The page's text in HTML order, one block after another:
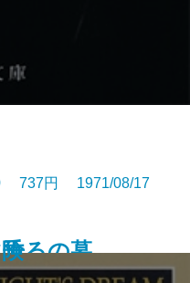
るの墓
737円 1971/08/17